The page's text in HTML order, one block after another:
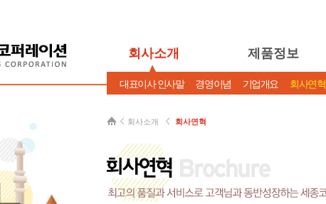
회사소개 제품정보
대표이사 인사말 경영이념 기업개요 회사연혁
회사소개 회사연혁